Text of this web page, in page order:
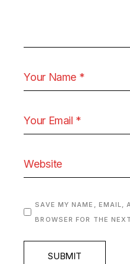
SAVE MY NAME, EMAIL,
BROWSER FOR THE
SUBMIT